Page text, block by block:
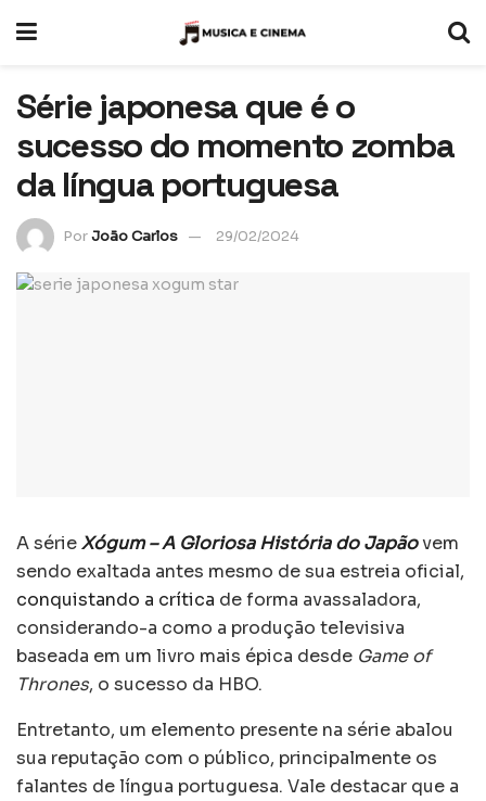
Série japonesa que é o
sucesso do momento zomba
da língua portuguesa
PorJoão Carlos 29/02/2024
A sérieXógum – A Gloriosa História do Japãovem
sendo exaltada antes mesmo de sua estreia oficial,
conquistando a crítica de forma avassaladora,
considerando-a como a produção televisiva
baseada em um livro mais épica desde Game of
Thrones, o sucesso da HBO.
Entretanto, um elemento presente na série abalou
sua reputação com o público, principalmente os
falantes de língua portuguesa. Vale destacar que a